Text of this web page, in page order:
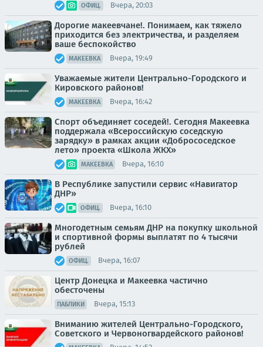
ОФИЦ. Вчера, 20:03
Дорогие макеевчане!. Понимаем, как тяжело
приходится без электричества, и разделяем
ваше беспокойство
МАКЕЕВКА Вчера, 19:49
Уважаемые жители Центрально-Городского и
Кировского районов!
МАКЕЕВКА Вчера, 16:42
Спорт объединяет соседей!. Сегодня Макеевка
поддержала «Всероссийскую соседскую
зарядку» в рамках акции «Добрососедское
лето» проекта «Школа ЖКХ»
МАКЕЕВКА Вчера, 16:10
В Республике запустили сервис «Навигатор
ДНР»
ОФИЦ. Вчера, 16:10
Многодетным семьям ДНР на покупку школьной
и спортивной формы выплатят по 4 тысячи
рублей
ОФИЦ. Вчера, 16:07
Центр Донецка и Макеевка частично
обесточены
ПАБЛИКИ Вчера, 15:13
Вниманию жителей Центрально-Городского,
Советского и Червоногвардейского районов!